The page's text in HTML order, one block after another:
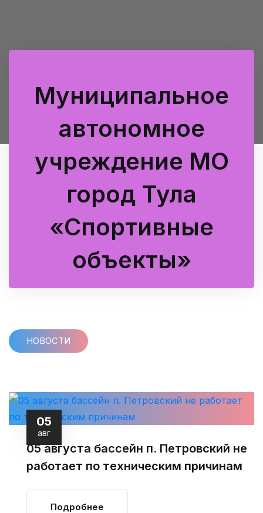
Муниципальное
автономное
учреждение МО
город Тула
«Спортивные
объекты»
НОВОСТИ
05
авг
05 августа бассейн п. Петровский не
работает по техническим причинам
Подробнее